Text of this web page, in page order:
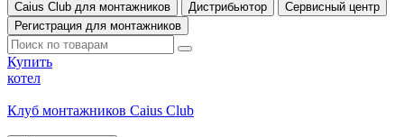
Caius Club для монтажников
Дистрибьютор
Сервисный центр
Регистрация для монтажников
Купить
котел
Клуб монтажников Caius Club